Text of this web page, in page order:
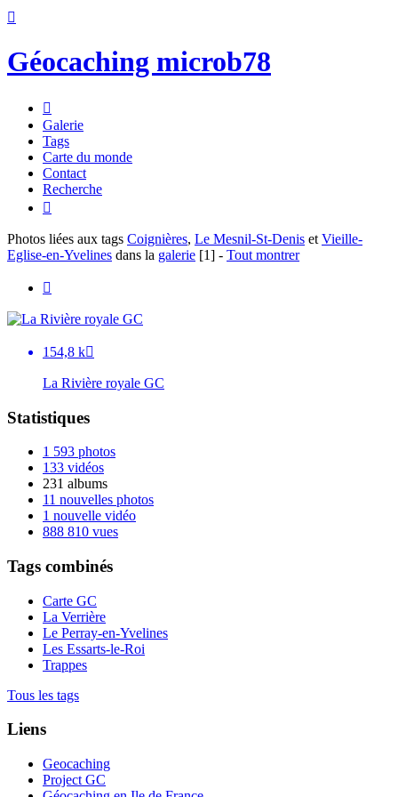

Géocaching microb78

Galerie
Tags
Carte du monde
Contact
Recherche

Photos liées aux tags Coignières, Le Mesnil-St-Denis et Vieille-
Eglise-en-Yvelines dans la galerie [1] - Tout montrer

154,8 k
La Rivière royale GC
Statistiques
1 593 photos
133 vidéos
231 albums
11 nouvelles photos
1 nouvelle vidéo
888 810 vues
Tags combinés
Carte GC
La Verrière
Le Perray-en-Yvelines
Les Essarts-le-Roi
Trappes
Tous les tags
Liens
Geocaching
Project GC